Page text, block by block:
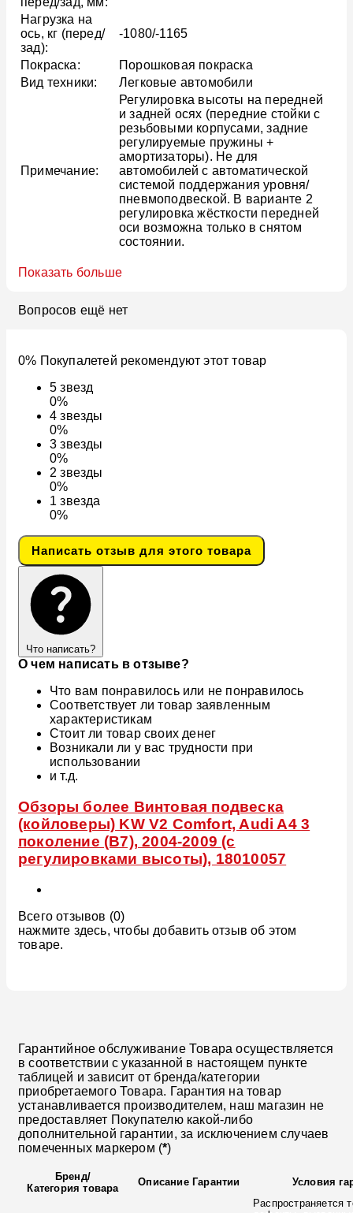
Нагрузка на
ось, кг (перед/
зад):
-1080/-1165
Покраска:
Порошковая покраска
Вид техники:
Легковые автомобили
Примечание:
Регулировка высоты на передней
и задней осях (передние стойки с
резьбовыми корпусами, задние
регулируемые пружины +
амортизаторы). Не для
автомобилей с автоматической
системой поддержания уровня/
пневмоподвеской. В варианте 2
регулировка жёсткости передней
оси возможна только в снятом
состоянии.
Показать больше
Вопросов ещё нет
0% Покупалетей рекомендуют этот товар
5звезд
0%
4звезды
0%
3звезды
0%
2звезды
0%
1звезда
0%
Написать отзыв для этого товара
Что написать?
О чем написать в отзыве?
Что вам понравилось или не понравилось
Соответствует ли товар заявленным
характеристикам
Стоит ли товар своих денег
Возникали ли у вас трудности при
использовании
и т.д.
Обзоры более Винтовая подвеска
(койловеры) KW V2 Comfort, Audi A4 3
поколение (B7), 2004-2009 (с
регулировками высоты), 18010057
Всего отзывов (0)
нажмите здесь, чтобы добавить отзыв об этом
товаре.
Гарантийное обслуживание Товара осуществляется
в соответствии с указанной в настоящем пункте
таблицей и зависит от бренда/категории
приобретаемого Товара. Гарантия на товар
устанавливается производителем, наш магазин не
предоставляет Покупателю какой-либо
дополнительной гарантии, за исключением случаев
помеченных маркером (*)
Бренд/
Категория товара
Описание Гарантии Условия
Распространяется